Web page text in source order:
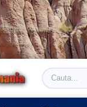
| Obiective